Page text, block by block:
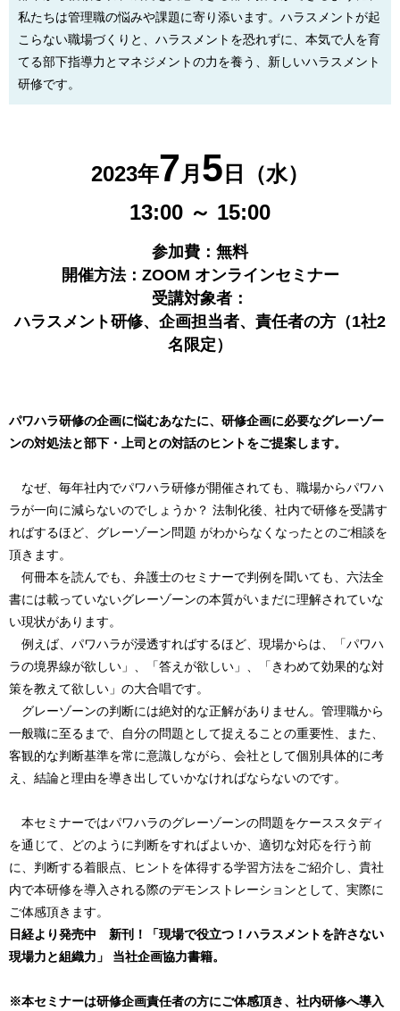
私たちは管理職の悩みや課題に寄り添います。ハラスメントが起
こらない職場づくりと、ハラスメントを恐れずに、本気で人を育
てる部下指導力とマネジメントの力を養う、新しいハラスメント
研修です。
2023年7 月 5 日（水）
13:00 ～ 15:00
参加費：無料
開催方法：ZOOM オンラインセミナー
受講対象者：
ハラスメント研修、企画担当者、責任者の方（1社2
名限定）
パワハラ研修の企画に悩むあなたに、研修企画に必要なグレーゾー
ンの対処法と部下・上司との対話のヒントをご提案します。
なぜ、毎年社内でパワハラ研修が開催されても、職場からパワハ
ラが一向に減らないのでしょうか？ 法制化後、社内で研修を受講す
ればするほど、グレーゾーン問題 がわからなくなったとのご相談を
頂きます。
何冊本を読んでも、弁護士のセミナーで判例を聞いても、六法全
書には載っていないグレーゾーンの本質がいまだに理解されていな
い現状があります。
例えば、パワハラが浸透すればするほど、現場からは、「パワハ
ラの境界線が欲しい」、「答えが欲しい」、「きわめて効果的な対
策を教えて欲しい」の大合唱です。
グレーゾーンの判断には絶対的な正解がありません。管理職から
一般職に至るまで、自分の問題として捉えることの重要性、また、
客観的な判断基準を常に意識しながら、会社として個別具体的に考
え、結論と理由を導き出していかなければならないのです。
本セミナーではパワハラのグレーゾーンの問題をケーススタディ
を通じて、どのように判断をすればよいか、適切な対応を行う前
に、判断する着眼点、ヒントを体得する学習方法をご紹介し、貴社
内で本研修を導入される際のデモンストレーションとして、実際に
ご体感頂きます。
日経より発売中 新刊！「現場で役立つ！ハラスメントを許さない
現場力と組織力」 当社企画協力書籍。
※本セミナーは研修企画責任者の方にご体感頂き、社内研修へ導入